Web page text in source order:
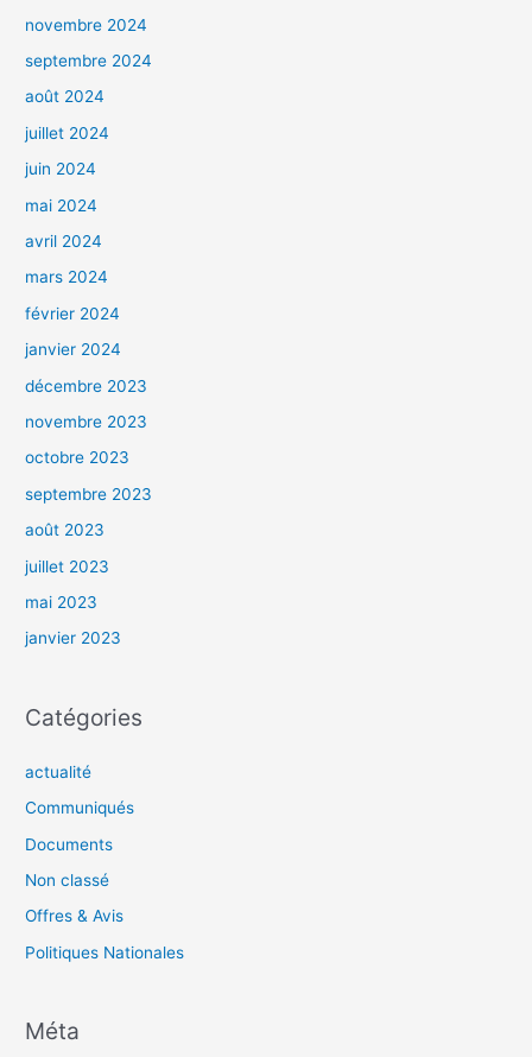
novembre 2024
septembre 2024
août 2024
juillet 2024
juin 2024
mai 2024
avril 2024
mars 2024
février 2024
janvier 2024
décembre 2023
novembre 2023
octobre 2023
septembre 2023
août 2023
juillet 2023
mai 2023
janvier 2023
Catégories
actualité
Communiqués
Documents
Non classé
Offres & Avis
Politiques Nationales
Méta